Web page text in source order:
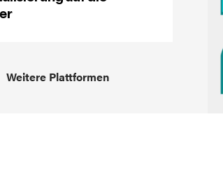
Weitere Plattformen